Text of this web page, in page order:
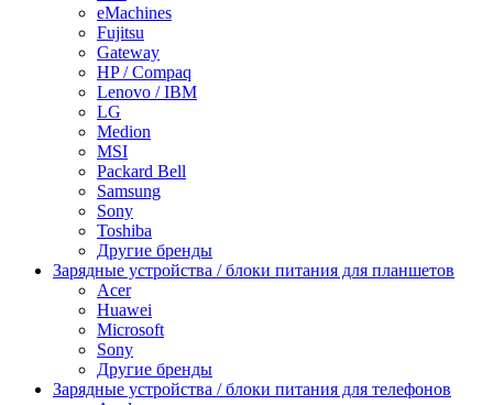
eMachines
Fujitsu
Gateway
HP / Compaq
Lenovo / IBM
LG
Medion
MSI
Packard Bell
Samsung
Sony
Toshiba
Другие бренды
Зарядные устройства / блоки питания для планшетов
Acer
Huawei
Microsoft
Sony
Другие бренды
Зарядные устройства / блоки питания для телефонов